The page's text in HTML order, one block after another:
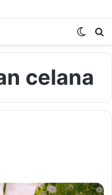
Switch
celana